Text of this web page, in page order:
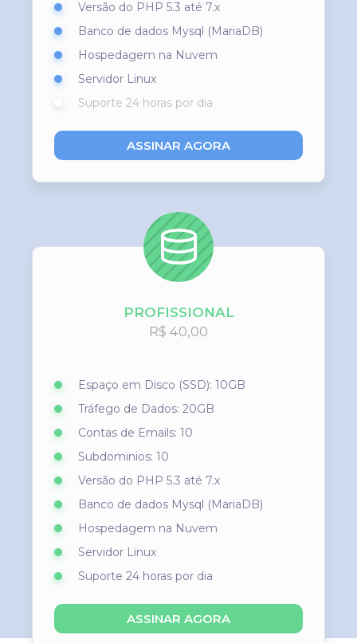
Versão do PHP 5.3 até 7.x
Banco de dados Mysql (MariaDB)
Hospedagem na Nuvem
Servidor Linux
Suporte 24 horas por dia
ASSINAR AGORA
PROFISSIONAL
R$ 40,00
Espaço em Disco (SSD): 10GB
Tráfego de Dados: 20GB
Contas de Emails: 10
Subdominios: 10
Versão do PHP 5.3 até 7.x
Banco de dados Mysql (MariaDB)
Hospedagem na Nuvem
Servidor Linux
Suporte 24 horas por dia
ASSINAR AGORA